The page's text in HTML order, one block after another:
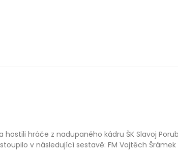
hráče z nadupaného kádru ŠK Slavoj
v následující sestavě: FM Vojtěch Šrámek